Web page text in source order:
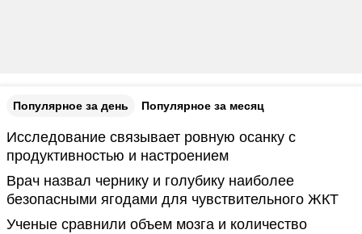
Популярное за день Популярное за месяц
Исследование связывает ровную осанку с
продуктивностью и настроением
Врач назвал чернику и голубику наиболее
безопасными ягодами для чувствительного ЖКТ
Ученые сравнили объем мозга и количество